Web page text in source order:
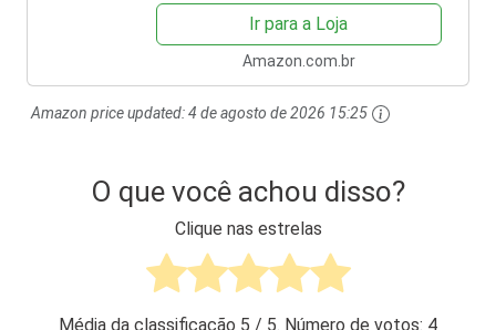
Ir para a Loja
Amazon.com.br
Amazon price updated:4 de agosto de 2026 15:25
O que você achou disso?
Clique nas estrelas
Média da classificação 5 / 5. Número de votos: 4